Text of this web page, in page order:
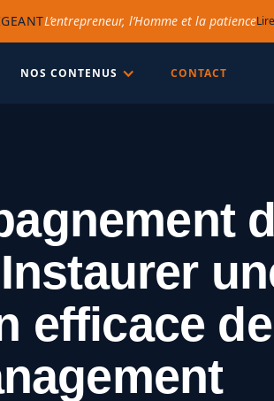
L’entrepreneur, l’Homme et la patience
NOS CONTENUS CONTACT
efficace